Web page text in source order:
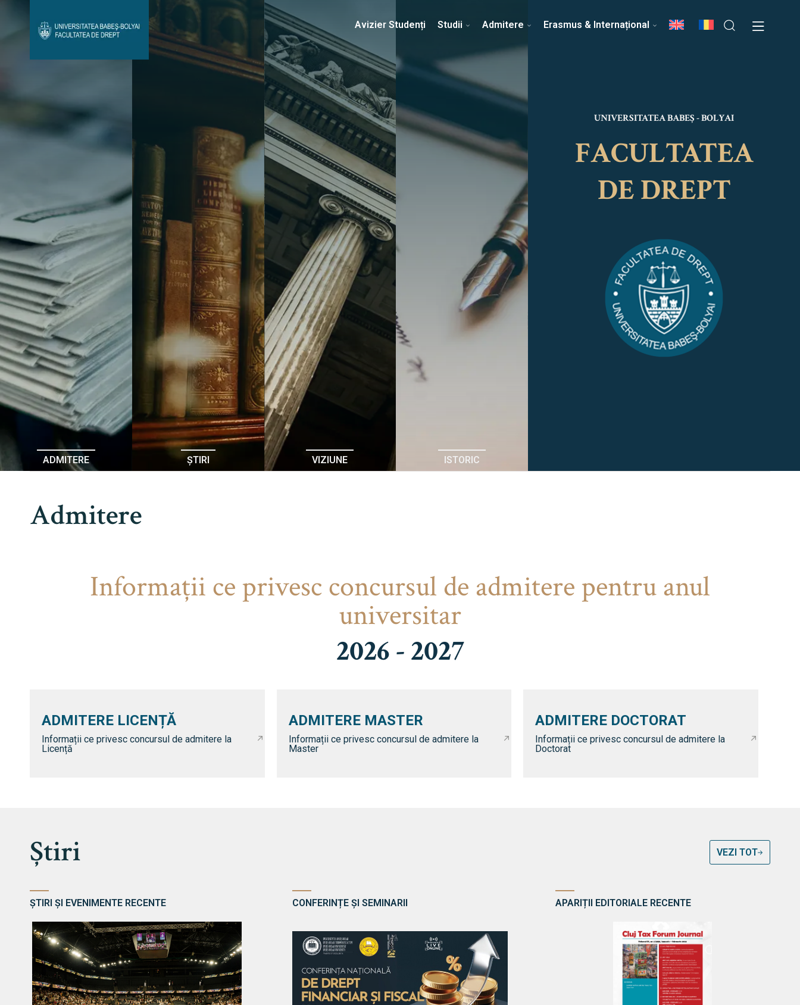
Avizier Studenți Admitere Erasmus & Internațional Despre Facultate Știri Echipa Facultății
Contact
Avizier Studenți Studii Admitere Erasmus & Internațional
ADMITERE ȘTIRI VIZIUNE ISTORIC
UNIVERSITATEA BABEȘ - BOLYAI
FACULTATEA
DE DREPT
Admitere
Informaţii ce privesc concursul de admitere pentru anul
universitar
2026 - 2027
ADMITERE LICENȚĂ
Informații ce privesc concursul de admitere la
Licență
ADMITERE MASTER
Informații ce privesc concursul de admitere la
Master
ADMITERE DOCTORAT
Informații ce privesc concursul de admitere la
Doctorat
Știri VEZI TOT
ȘTIRI ȘI EVENIMENTE RECENTE CONFERINȚE ȘI SEMINARII APARIȚII EDITORIALE RECENTE